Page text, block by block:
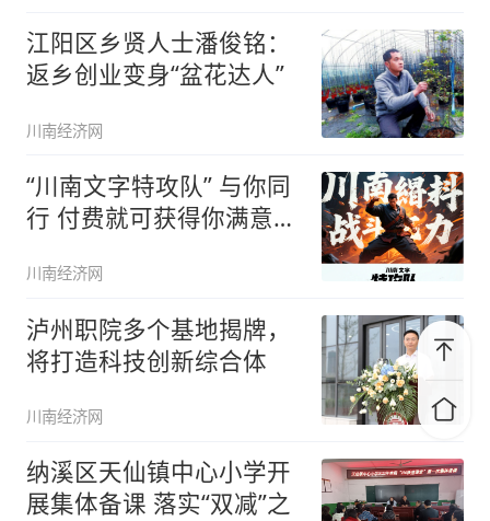
江阳区乡贤人士潘俊铭：
返乡创业变身“盆花达人”
川南经济网
“川南文字特攻队” 与你同
行 付费就可获得你满意的
川南经济网
泸州职院多个基地揭牌，
将打造科技创新综合体
川南经济网
纳溪区天仙镇中心小学开
展集体备课 落实“双减”之